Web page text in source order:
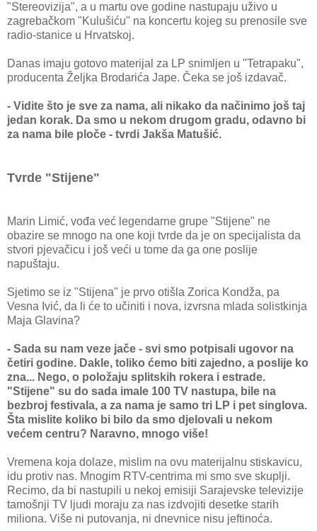
"Stereovizija", a u martu ove godine nastupaju uživo u
zagrebačkom "Kulušiću" na koncertu kojeg su prenosile sve
radio-stanice u Hrvatskoj.
Danas imaju gotovo materijal za LP snimljen u "Tetrapaku",
producenta Željka Brodarića Jape. Čeka se još izdavač.
- Vidite što je sve za nama, ali nikako da načinimo još taj
jedan korak. Da smo u nekom drugom gradu, odavno bi
za nama bile ploče - tvrdi Jakša Matušić.
Tvrde "Stijene"
Marin Limić, vođa već legendarne grupe "Stijene" ne
obazire se mnogo na one koji tvrde da je on specijalista da
stvori pjevačicu i još veći u tome da ga one poslije
napuštaju.
Sjetimo se iz "Stijena" je prvo otišla Zorica Kondža, pa
Vesna Ivić, da li će to učiniti i nova, izvrsna mlada solistkinja
Maja Glavina?
- Sada su nam veze jače - svi smo potpisali ugovor na
četiri godine. Dakle, toliko ćemo biti zajedno, a poslije ko
zna... Nego, o položaju splitskih rokera i estrade.
"Stijene" su do sada imale 100 TV nastupa, bile na
bezbroj festivala, a za nama je samo tri LP i pet singlova.
Šta mislite koliko bi bilo da smo djelovali u nekom
većem centru? Naravno, mnogo više!
Vremena koja dolaze, mislim na ovu materijalnu stiskavicu,
idu protiv nas. Mnogim RTV-centrima mi smo sve skuplji.
Recimo, da bi nastupili u nekoj emisiji Sarajevske televizije
tamošnji TV ljudi moraju za nas izdvojiti desetke starih
miliona. Više ni putovanja, ni dnevnice nisu jeftinoća.